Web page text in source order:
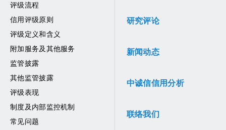
评级流程
信用评级原则
评级定义和含义
附加服务及其他服务
监管披露
其他监管披露
评级表现
制度及内部监控机制
常见问题
研究评论
新闻动态
中诚信信用分析
联络我们